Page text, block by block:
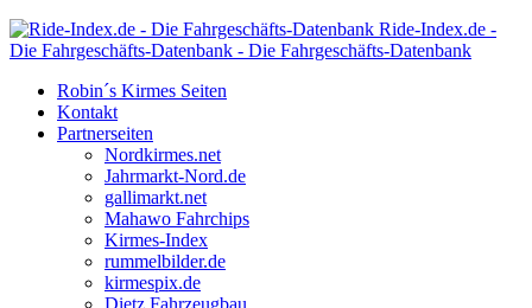
Ride-Index.de -
Die Fahrgeschäfts-Datenbank - Die Fahrgeschäfts-Datenbank
Robin´s Kirmes Seiten
Kontakt
Partnerseiten
Nordkirmes.net
Jahrmarkt-Nord.de
gallimarkt.net
Mahawo Fahrchips
Kirmes-Index
rummelbilder.de
kirmespix.de
Dietz Fahrzeugbau